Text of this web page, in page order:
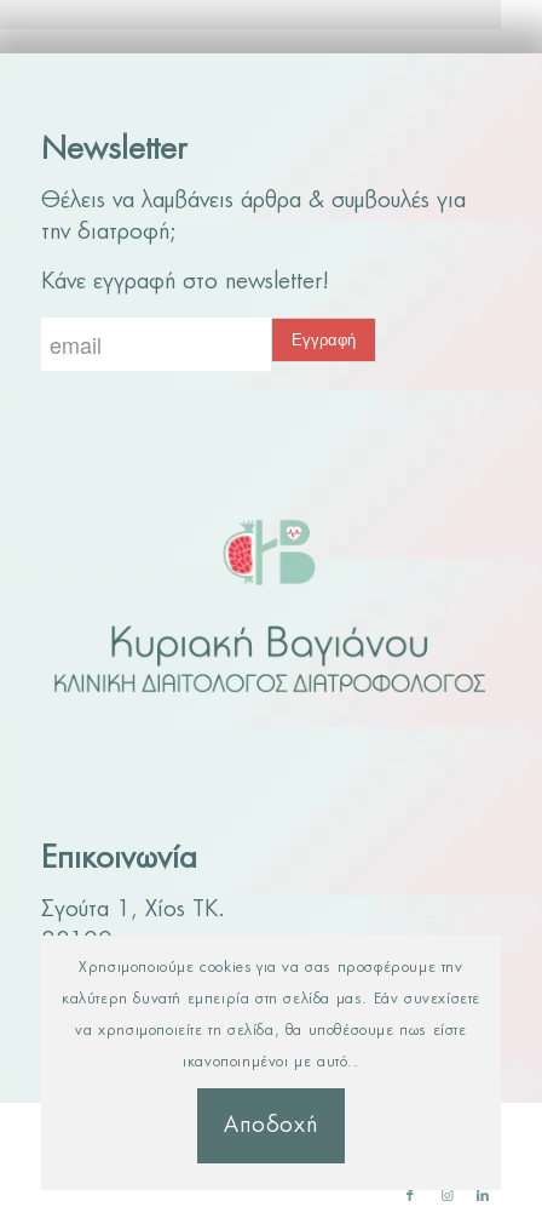
Newsletter
Θέλεις να λαμβάνεις άρθρα & συμβουλές για
την διατροφή;
Κάνε εγγραφή στο newsletter!
Επικοινωνία
Σγούτα 1, Χίος ΤΚ.
82100
Τηλ. 2271 400590
© Copyright - Kυριακή Βαγιάνου -Web Design & Web Development by Digital
Χρησιμοποιούμε cookies για να σας προσφέρουμε την
καλύτερη δυνατή εμπειρία στη σελίδα μας. Εάν συνεχίσετε
να χρησιμοποιείτε τη σελίδα, θα υποθέσουμε πως είστε
ικανοποιημένοι με αυτό..
Αποδοχή